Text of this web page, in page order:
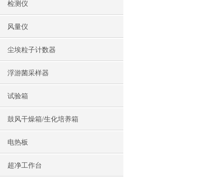
检测仪
风量仪
尘埃粒子计数器
浮游菌采样器
试验箱
鼓风干燥箱/生化培养箱
电热板
超净工作台